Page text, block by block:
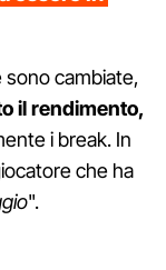
sono cambiate,
il rendimento,
i break. In
che ha
".